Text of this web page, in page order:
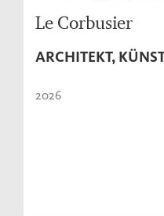
Le Corbusier
ARCHITEKT,
2026